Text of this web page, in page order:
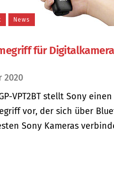
News
für
2020
VPT2BT stellt Sony
vor, der sich über
Sony Kameras